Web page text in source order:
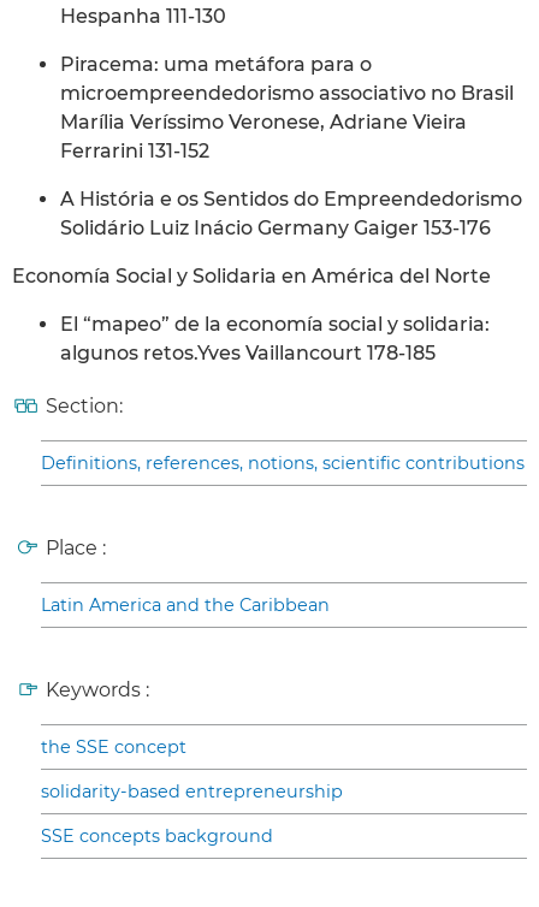
Hespanha 111-130
Piracema: uma metáfora para o
microempreendedorismo associativo no Brasil
Marília Veríssimo Veronese, Adriane Vieira
Ferrarini 131-152
A História e os Sentidos do Empreendedorismo
Solidário Luiz Inácio Germany Gaiger 153-176
Economía Social y Solidaria en América del Norte
El “mapeo” de la economía social y solidaria:
algunos retos.Yves Vaillancourt 178-185
Section:
Definitions, references, notions, scientific contributions
Place :
Latin America and the Caribbean
Keywords :
the SSE concept
solidarity-based entrepreneurship
SSE concepts background